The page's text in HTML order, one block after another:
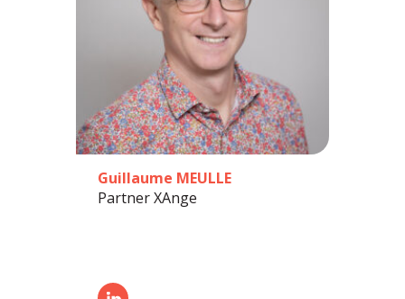
Guillaume MEULLE
Partner XAnge